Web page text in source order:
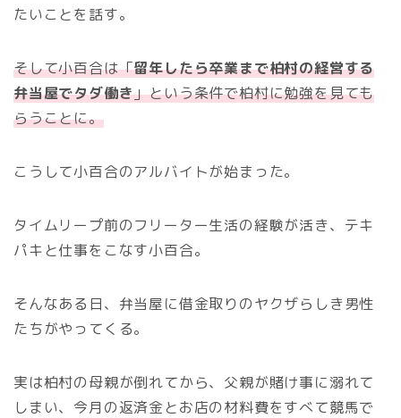
たいことを話す。
そして小百合は「留年したら卒業まで柏村の経営する
弁当屋でタダ働き」という条件で柏村に勉強を見ても
らうことに。
こうして小百合のアルバイトが始まった。
タイムリープ前のフリーター生活の経験が活き、テキ
パキと仕事をこなす小百合。
そんなある日、弁当屋に借金取りのヤクザらしき男性
たちがやってくる。
実は柏村の母親が倒れてから、父親が賭け事に溺れて
しまい、今月の返済金とお店の材料費をすべて競馬で